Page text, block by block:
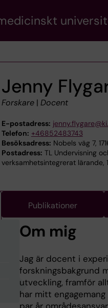
Jenny
Forskare| Docent
E-postadress:
Telefon: +46852483743
Besöksadress: Nobels väg 7,
Postadress: TL Undervisning
verksamhetsintegrerat lärande,
Publikationer
Om mig
Jag är docent i
forskningsbakgrund
utveckling, framför
har mitt